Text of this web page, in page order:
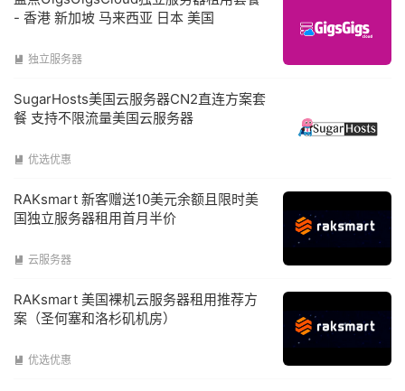
- 香港 新加坡 马来西亚 日本 美国
 独立服务器
SugarHosts美国云服务器CN2直连方案套
餐 支持不限流量美国云服务器
 优选优惠
RAKsmart 新客赠送10美元余额且限时美
国独立服务器租用首月半价
 云服务器
RAKsmart 美国裸机云服务器租用推荐方
案（圣何塞和洛杉矶机房）
 优选优惠